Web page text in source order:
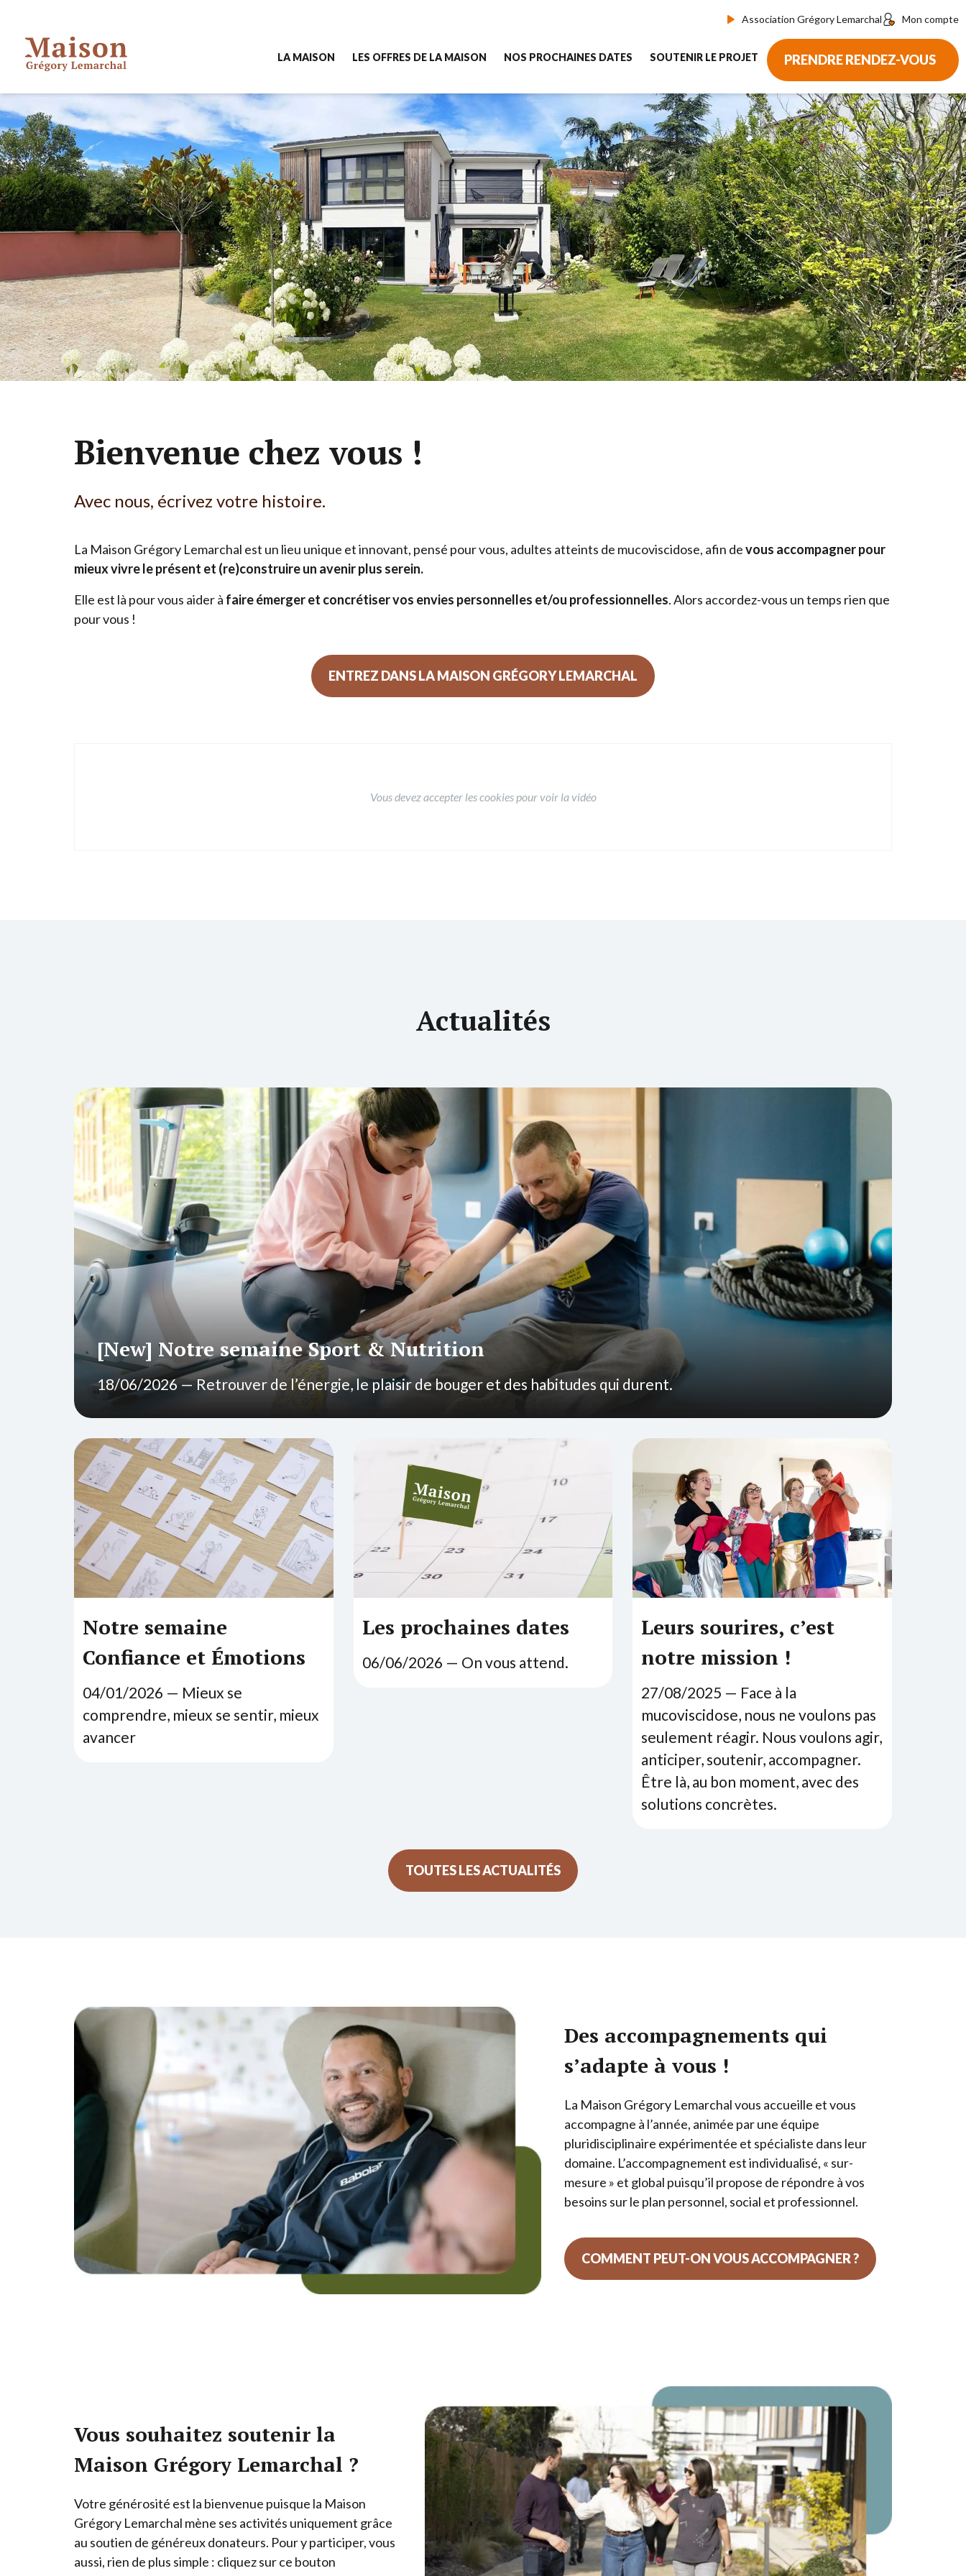
Association Grégory Lemarchal Mon compte
LA MAISON
À quoi ressemble la Maison ?
L'équipe de la Maison
Contactez-nous
LES OFFRES DE LA MAISON
[New] Semaine Sport & Nutrition - 5 jours
Semaine Confiance & Émotions - 5 jours
Semaine Image de soi - 5 jours
Séjour Bien-être - 3 jours
Ateliers Créa'libre - 2 heures en ligne
----------------------------
Accompagnement individuel vie Pro
----------------------------
Nos accompagnements sur-mesure
NOS PROCHAINES DATES SOUTENIR LE PROJET PRENDRE RENDEZ-VOUS
Bienvenue chez vous !
Avec nous, écrivez votre histoire.
La Maison Grégory Lemarchal est un lieu unique et innovant, pensé pour vous, adultes atteints de mucoviscidose, afin devous accompagner pour
mieux vivre le présent et (re)construire un avenir plus serein.
Elle est là pour vous aider à faire émerger et concrétiser vos envies personnelles et/​ou professionnelles. Alors accordez-vous un temps rien que
pour vous !
ENTREZ DANS LA MAISON GRÉGORY LEMARCHAL
Actualités
[New] Notre semaine Sport&Nutrition
18/06/2026— Retrouver de l’énergie, le plaisir de bouger et des habitudes qui durent.
Notre semaine
Confiance et Émotions
04/01 /2026 — Mieux se
comprendre, mieux se sentir, mieux
avancer
Les prochaines dates
06/06/2026 — On vous attend.
Leurs sourires, c’est
notre mission !
27/08/2025 — Face à la
mucoviscidose, nous ne voulons pas
seulement réagir. Nous voulons agir,
anticiper, soutenir, accompagner.
Être là, au bon moment, avec des
solutions concrètes.
TOUTES LES ACTUALITÉS
Des accompagnements qui
s’adapte à vous !
La Maison Grégory Lemarchal vous accueille et vous
accompagne à l’année, animée par une équipe
pluridisciplinaire expérimentée et spécialiste dans leur
domaine. L’accompagnement est individualisé, « sur-
mesure » et global puisqu’il propose de répondre à vos
besoins sur le plan personnel, social et professionnel.
COMMENT PEUT-ON VOUS ACCOMPAGNER ?
Vous souhaitez soutenir la
Maison Grégory Lemarchal ?
Votre générosité est la bienvenue puisque la Maison
Grégory Lemarchal mène ses activités uniquement grâce
au soutien de généreux donateurs. Pour y participer, vous
aussi, rien de plus simple : cliquez sur ce bouton